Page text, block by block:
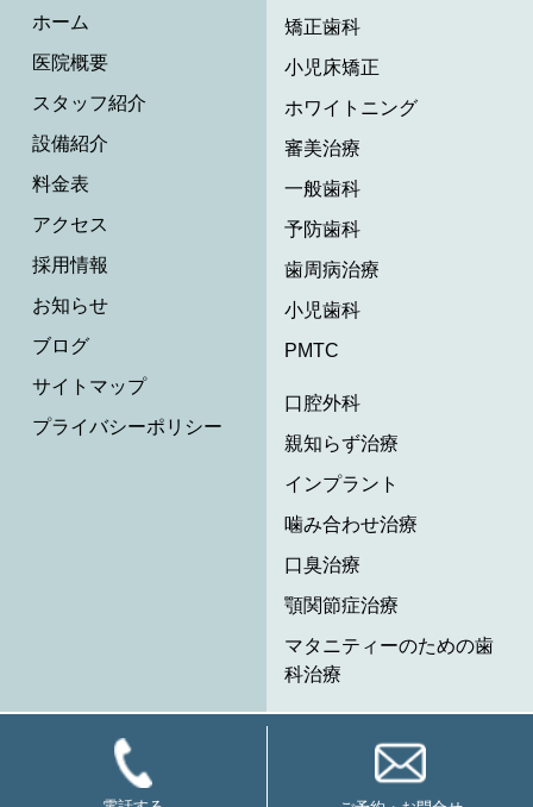
ホーム
医院概要
スタッフ紹介
設備紹介
料金表
アクセス
採用情報
お知らせ
ブログ
サイトマップ
プライバシーポリシー
矯正歯科
小児床矯正
ホワイトニング
審美治療
一般歯科
予防歯科
歯周病治療
小児歯科
PMTC
口腔外科
親知らず治療
インプラント
噛み合わせ治療
口臭治療
顎関節症治療
マタニティーのための歯
科治療